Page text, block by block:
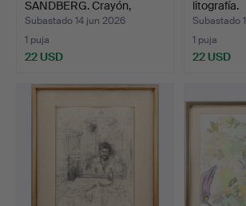
SANDBERG. Crayón,
firmado en e…
Subastado 14 jun 2026
1 puja
22 USD
litografía.
Subastado
1 puja
22 USD